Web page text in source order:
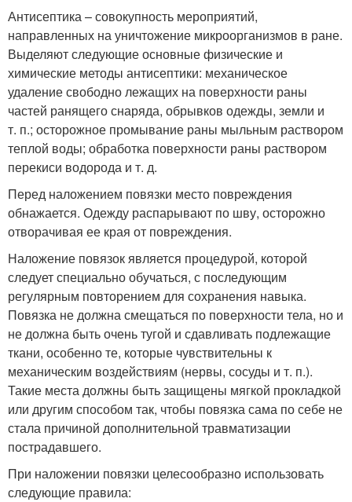
Антисептика – совокупность мероприятий,
направленных на уничтожение микроорганизмов в ране.
Выделяют следующие основные физические и
химические методы антисептики: механическое
удаление свободно лежащих на поверхности раны
частей ранящего снаряда, обрывков одежды, земли и
т. п.; осторожное промывание раны мыльным раствором
теплой воды; обработка поверхности раны раствором
перекиси водорода и т. д.
Перед наложением повязки место повреждения
обнажается. Одежду распарывают по шву, осторожно
отворачивая ее края от повреждения.
Наложение повязок является процедурой, которой
следует специально обучаться, с последующим
регулярным повторением для сохранения навыка.
Повязка не должна смещаться по поверхности тела, но и
не должна быть очень тугой и сдавливать подлежащие
ткани, особенно те, которые чувствительны к
механическим воздействиям (нервы, сосуды и т. п.).
Такие места должны быть защищены мягкой прокладкой
или другим способом так, чтобы повязка сама по себе не
стала причиной дополнительной травматизации
пострадавшего.
При наложении повязки целесообразно использовать
следующие правила: